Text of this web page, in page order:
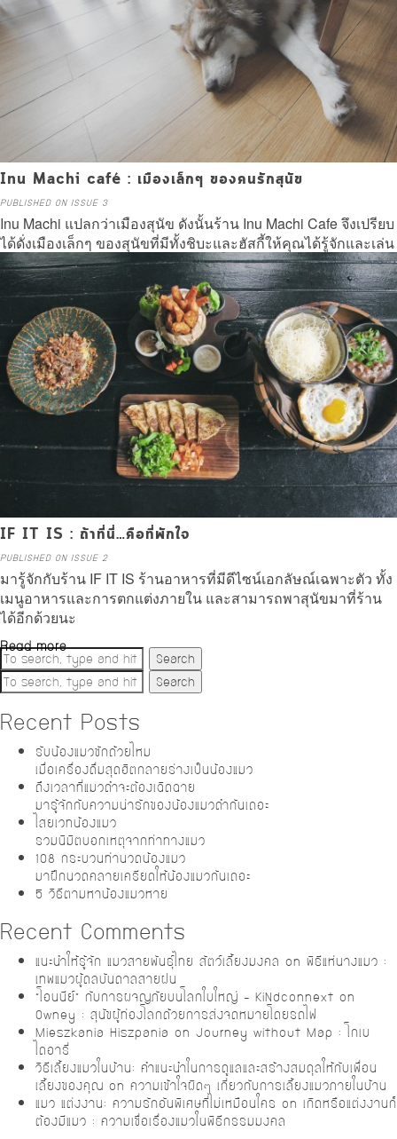
Inu Machi café : เมืองเล็กๆ ของคนรักสุนัข
PUBLISHED ON ISSUE 3
Inu Machi แปลกว่าเมืองสุนัข ดังนั้นร้าน Inu Machi Cafe จึงเปรียบ
ได้ดั่งเมืองเล็กๆ ของสุนัขที่มีทั้งชิบะและฮัสกี้ให้คุณได้รู้จักและเล่น
อย่างจุใจ
Read more
IF IT IS : ถ้าที่นี่…คือที่พักใจ
PUBLISHED ON ISSUE 2
มารู้จักกับร้าน IF IT IS ร้านอาหารที่มีดีไซน์เอกลัษณ์เฉพาะตัว ทั้ง
เมนูอาหารและการตกแต่งภายใน และสามารถพาสุนัขมาที่ร้าน
ได้อีกด้วยนะ
Read more
Search
Search
Recent Posts
รับน้องแมวซักถ้วยไหม
เมื่อเครื่องดื่มสุดฮิตกลายร่างเป็นน้องแมว
ถึงเวลาที่แมวดำจะต้องเฉิดฉาย
มารู้จักกับความน่ารักของน้องแมวดำกันเถอะ
ไสยเวทน้องแมว
รวมนิมิตบอกเหตุจากท่าทางแมว
108 กระบวนท่านวดน้องแมว
มาฝึกนวดคลายเครียดให้น้องแมวกันเถอะ
5 วิธีตามหาน้องแมวหาย
Recent Comments
แนะนำให้รู้จัก แมวสายพันธุ์ไทย สัตว์เลี้ยงมงคล on พิธีแห่นางแมว :
เทพแมวผู้ดลบันดาลสายฝน
“โอนนีย์” กับการผจญภัยบนโลกใบใหญ่ – KiNdconnext on
Owney : สุนัขผู้ท่องโลกด้วยการส่งจดหมายโดยรถไฟ
Mieszkania Hiszpania on Journey without Map : โกเบ
ไดอารี่
วิธีเลี้ยงแมวในบ้าน: คำแนะนำในการดูแลและสร้างสมดุลให้กับเพื่อน
เลี้ยงของคุณ on ความเข้าใจผิดๆ เกี่ยวกับการเลี้ยงแมวภายในบ้าน
แมว แต่งงาน: ความรักอันพิเศษที่ไม่เหมือนใคร on เกิดหรือแต่งงานก็
ต้องมีแมว : ความเชื่อเรื่องแมวในพิธีกรรมมงคล